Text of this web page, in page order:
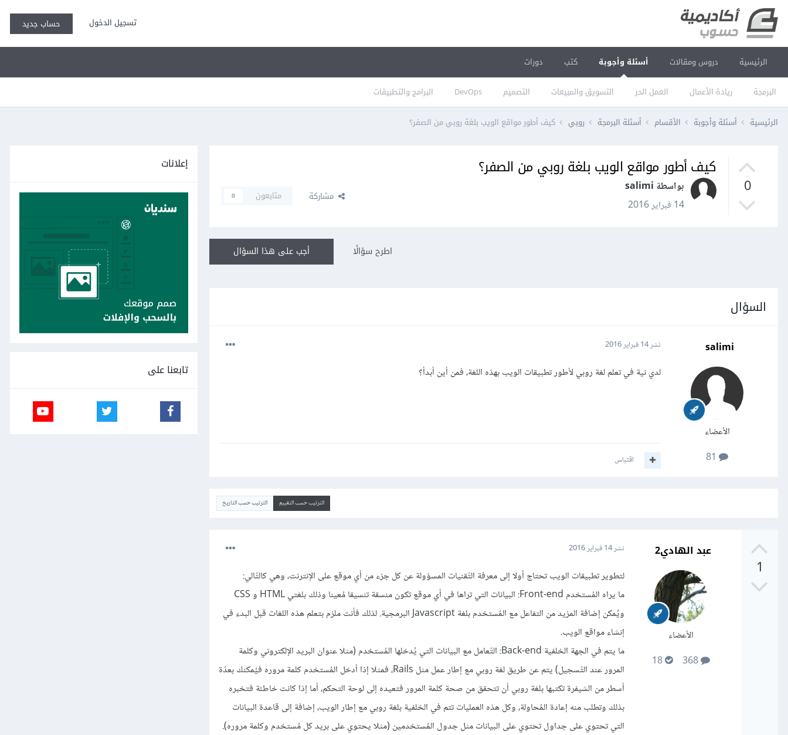
تسجيل الدخول حساب جديد
الرئيسية دروس ومقالات أسئلة وأجوبة
البرمجة ريادة الأعمال العمل الحر التسويق والمبيعات التصميم DevOps البرامج والتطبيقات
كتب دورات
الرئيسية أسئلة وأجوبة الأقسام أسئلة البرمجة روبي كيف أطور مواقع الويب بلغة روبي من الصفر؟
0
كيف أطور مواقع الويب بلغة روبي من الصفر؟
بواسطة salimi
14 فبراير 2016
مشاركة متابعون 0
أجب على هذا السؤال اطرح سؤالًا
السؤال
salimi
الأعضاء
نشر14 فبراير 2016
لدي نية في تعلم لغة روبي لأطور تطبيقات الويب بهذه اللغة، فمن أين أبدأ؟
اقتباس
الترتيب حسب التقييم الترتيب حسب التاريخ
1
عبد الهادي2
الأعضاء
368
18
نشر14 فبراير 2016
لتطوير تطبيقات الويب تحتاج أولا إلى معرفة التّقنيات المسؤولة عن كل جزء من أي موقع على الإنترنت، وهي كالتّالي:
ما يراه المُستخدم Front-end: البيانات التي تراها في أي موقع تكون منسقة تنسيقا مُعينا وذلك بلغتي HTML و CSS
ويُمكن إضافة المزيد من التفاعل مع المُستخدم بلغة Javascript البرمجية. لذلك فأنت ملزم بتعلم هذه اللغات قبل البدء في
إنشاء مواقع الويب.
ما يتم في الجهة الخلفية Back-end: التّعامل مع البيانات التي يُدخلها المُستخدم (مثلا عنوان البريد الإلكتروني وكلمة
المرور عند التّسجيل) يتم عن طريق لغة روبي مع إطار عمل مثل Rails، فمثلا إذا أدخل المُستخدم كلمة مروره فيُمكنك بعدّة
أسطر من الشيفرة تكتبها بلغة روبي أن تتحقق من صحة كلمة المرور فتعيده إلى لوحة التحكم، أما إذا كانت خاطئة فتخبره
بذلك وتطلب منه إعادة المُحاولة، وكل هذه العمليات تتم في الخلفية بلغة روبي مع إطار الويب، إضافة إلى قاعدة البيانات
التي تحتوي على جداول تحتوي على البيانات مثل جدول المُستخدمين (مثلا يحتوي على بريد كل مُستخدم وكلمة مروره).
إعلانات
تابعنا على